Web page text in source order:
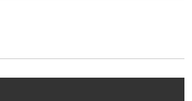
】の【正規品】です。
不明・焼入れされていない・品質
見た目が悪く、すぐ錆が出ます。
のメーカー名も刻印されていま